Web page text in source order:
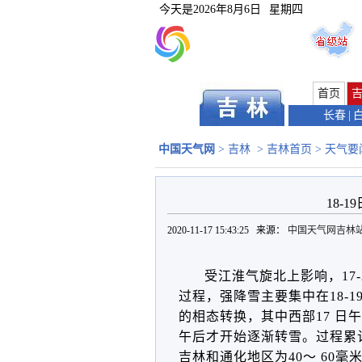
今天是2026年8月6日 星期四
首页
长春
中国天气网 > 吉林 > 吉林首页 > 天气要
18-
2020-11-17 15:43:25 来源： 中国天气网吉林
受江淮气旋北上影响，
过程，强降雪主要集中在18-
的相态转换，其中西部17 日
午后才开始逐渐转雪。过程
吉林和通化地区为40～ 60毫